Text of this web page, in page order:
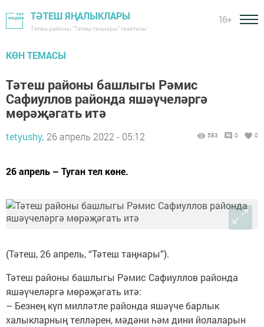
ТӘТЕШ ЯҢАЛЫКЛАРЫ
Тәтеш районы "Тәтеш таңнары" газетасы
16+
КӨН ТЕМАСЫ
Тәтеш районы башлыгы Рәмис
Сафиуллов районда яшәүчеләргә
мөрәҗәгать итә
tetyushy, 26 апрель 2022 - 05:12 583 0 0
26 апрель – Туган тел көне.
(Тәтеш, 26 апрель, “Тәтеш таңнары”).
Тәтеш районы башлыгы Рәмис Сафиуллов районда
яшәүчеләргә мөрәҗәгать итә:
– Безнең күп милләтле районда яшәүче барлык
халыкларның телләрен, мәдәни һәм дини йолаларын